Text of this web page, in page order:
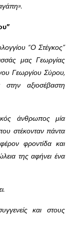
“Ο Στέγκος”
μας Γεωργίας
Γεωργίου Σύρου,
στην αξιοσέβαστη
άνθρωπος μία
στέκονταν πάντα
φροντίδα και
της αφήνει ένα
και στους